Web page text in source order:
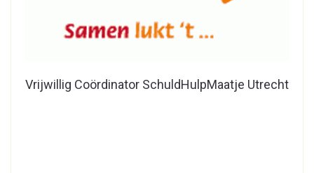
Vrijwillig Coördinator SchuldHulpMaatje Utrecht